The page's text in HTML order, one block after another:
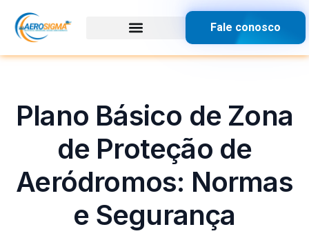
Fale conosco
Plano Básico de Zona
de Proteção de
Aeródromos: Normas
e Segurança